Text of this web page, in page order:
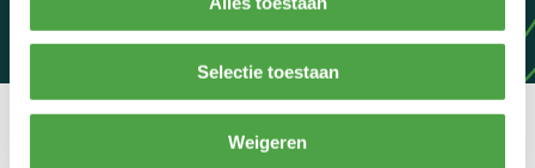
Selectie toestaan
Weigeren